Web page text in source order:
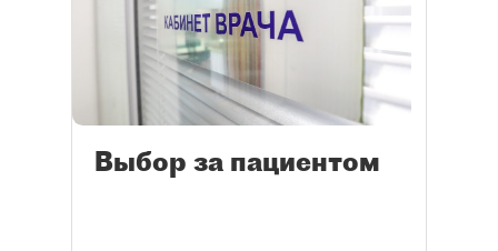
Выбор за пациентом